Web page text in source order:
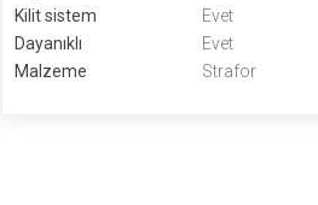
Kilit sistem
Evet
Dayanıklı
Evet
Malzeme
Strafor